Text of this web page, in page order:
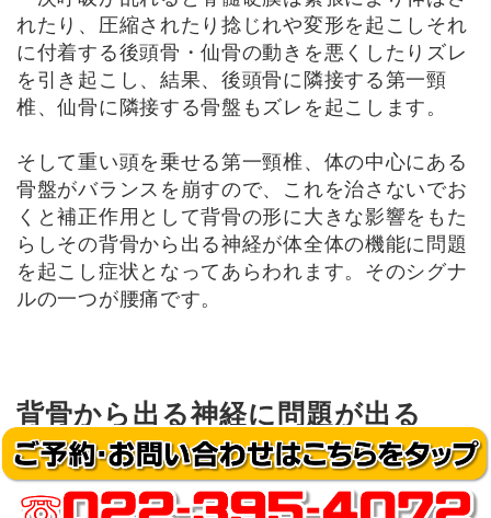
れたり、圧縮されたり捻じれや変形を起こしそれ
に付着する後頭骨・仙骨の動きを悪くしたりズレ
を引き起こし、結果、後頭骨に隣接する第一頸
椎、仙骨に隣接する骨盤もズレを起こします。
そして重い頭を乗せる第一頸椎、体の中心にある
骨盤がバランスを崩すので、これを治さないでお
くと補正作用として背骨の形に大きな影響をもた
らしその背骨から出る神経が体全体の機能に問題
を起こし症状となってあらわれます。そのシグナ
ルの一つが腰痛です。
背骨から出る神経に問題が出る
と…
背骨に問題が出ると背骨の中を通過している神経